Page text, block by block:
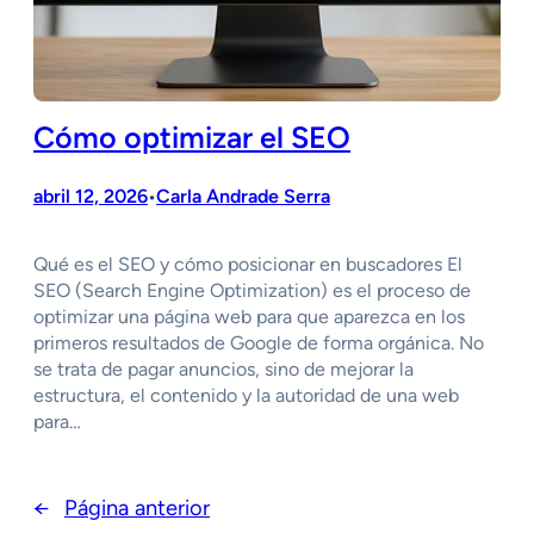
Cómo optimizar el SEO
abril 12, 2026•Carla Andrade Serra
Qué es el SEO y cómo posicionar en buscadores El
SEO (Search Engine Optimization) es el proceso de
optimizar una página web para que aparezca en los
primeros resultados de Google de forma orgánica. No
se trata de pagar anuncios, sino de mejorar la
estructura, el contenido y la autoridad de una web
para…
← Página anterior